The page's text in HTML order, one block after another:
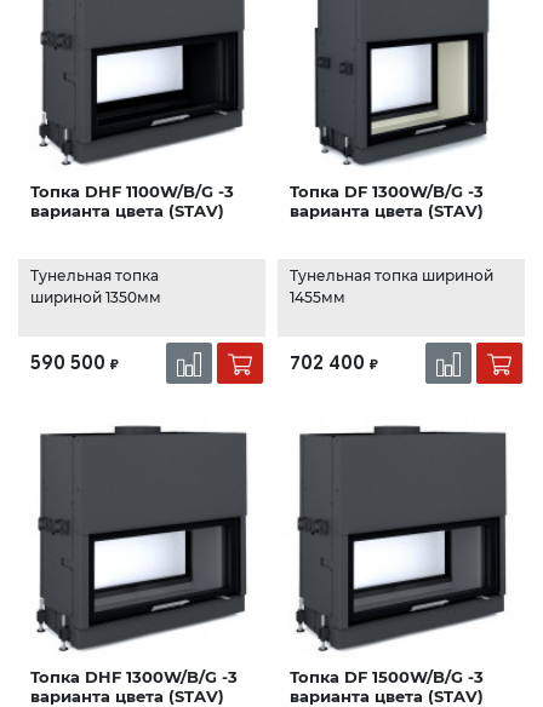
Топка DHF 1100W/B/G -3
варианта цвета (STAV)
Тунельная топка
шириной 1350мм
590 500 ₽
Топка DF 1300W/B/G -3
варианта цвета (STAV)
Тунельная топка шириной
1455мм
702 400 ₽
Топка DHF 1300W/B/G -3
варианта цвета (STAV)
Топка DF 1500W/B/G -3
варианта цвета (STAV)